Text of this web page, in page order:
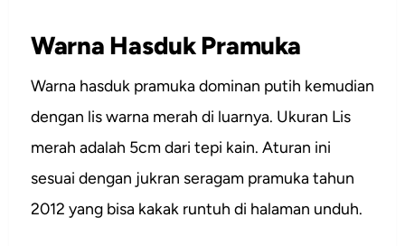
Warna Hasduk Pramuka
Warna hasduk pramuka dominan putih kemudian
dengan lis warna merah di luarnya. Ukuran Lis
merah adalah 5cm dari tepi kain. Aturan ini
sesuai dengan jukran seragam pramuka tahun
2012 yang bisa kakak runtuh di halaman unduh.